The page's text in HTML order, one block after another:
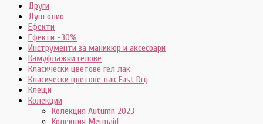
Други
Душ олио
Ефекти
Ефекти -30%
Инструменти за маникюр и аксесоари
Камуфлажни гелове
Класически цветове гел лак
Класически цветове лак Fast Dry
Клещи
Колекции
Колекция Autumn 2023
Колекция Mermaid